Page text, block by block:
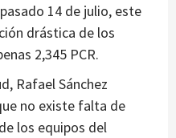
14 de julio, este
drástica de los
2,345 PCR.
Rafael Sánchez
no existe falta de
los equipos del